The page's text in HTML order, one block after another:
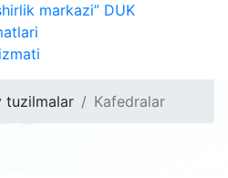
markazi” DUK
tuzilmalar Kafedralar